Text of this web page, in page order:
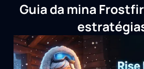
Guia da mina